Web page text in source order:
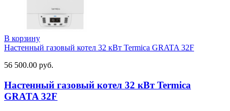
В корзину
Настенный газовый котел 32 кВт Termica GRATA 32F
56 500.00 руб.
Настенный газовый котел 32 кВт Termica
GRATA 32F